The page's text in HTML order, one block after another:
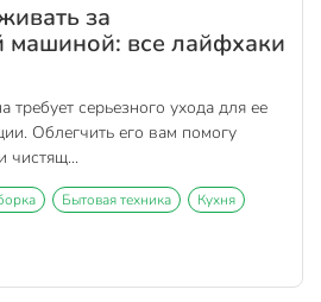
за
машиной: все лайфхаки
серьезного ухода для ее
Облегчить его вам помогу
чистящ...
Бытовая техника Кухня